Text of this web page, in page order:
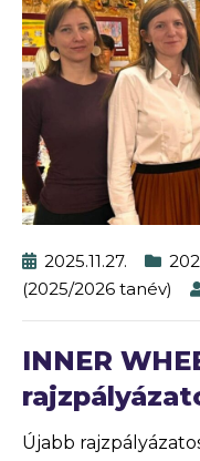
2025.11.27.
(2025/2026 tanév)
INNER
Újabb